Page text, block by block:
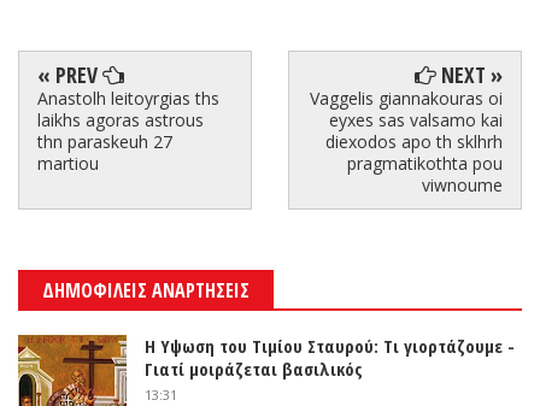
« PREV
Anastolh leitoyrgias ths
laikhs agoras astrous
thn paraskeuh 27
martiou
NEXT »
Vaggelis giannakouras oi
eyxes sas valsamo kai
diexodos apo th sklhrh
pragmatikothta pou
viwnoume
ΔΗΜΟΦΙΛΕΙΣ ΑΝΑΡΤΗΣΕΙΣ
Η Υψωση του Τιμίου Σταυρού: Τι γιορτάζουμε -
Γιατί μοιράζεται βασιλικός
13:31